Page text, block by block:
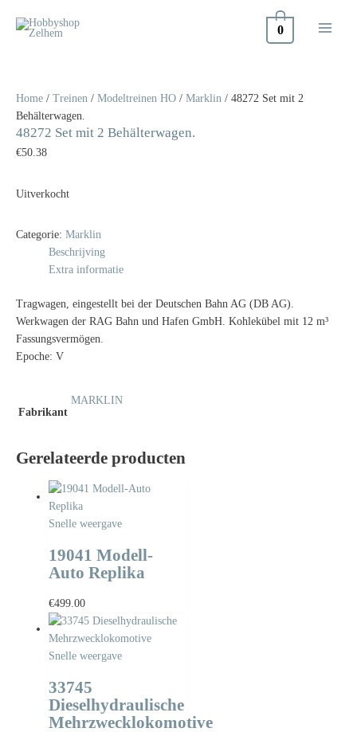
naar
0
Home / Treinen / Modeltreinen HO / Marklin / 48272 Set mit 2
Behälterwagen.
48272 Set mit 2 Behälterwagen.
€50.38
Uitverkocht
Categorie: Marklin
Beschrijving
Extra informatie
Tragwagen, eingestellt bei der Deutschen Bahn AG (DB AG).
Werkwagen der RAG Bahn und Hafen GmbH. Kohlekübel mit 12 m³
Fassungsvermögen.
Epoche: V
Fabrikant
MARKLIN
Gerelateerde producten
Snelle weergave
19041 Modell-
Auto Replika
€499.00
Snelle weergave
33745
Dieselhydraulische
Mehrzwecklokomotive